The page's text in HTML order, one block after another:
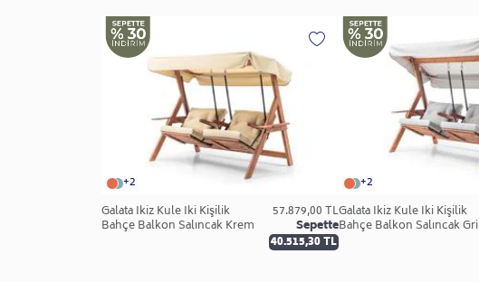
+2
Galata İkiz Kule İki Kişilik
Bahçe Balkon Salıncak Krem
57.879,00 TL
Sepette
40.515,30 TL
+2
Galata İkiz Kule İki Kişilik
Bahçe Balkon Salıncak Gri